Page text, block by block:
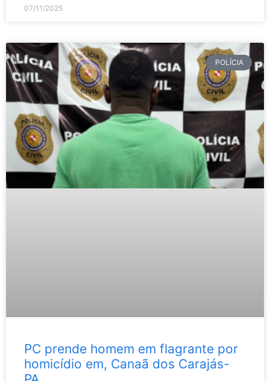
07/11/2025
POLÍCIA
PC prende homem em flagrante por
homicídio em, Canaã dos Carajás-